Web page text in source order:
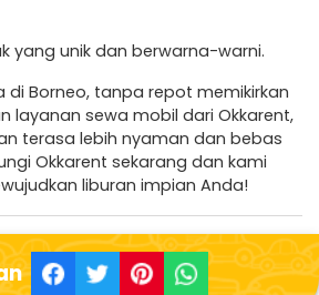
yang unik dan berwarna-warni.
di Borneo, tanpa repot memikirkan
layanan sewa mobil dari Okkarent,
terasa lebih nyaman dan bebas
Okkarent sekarang dan kami
liburan impian Anda!